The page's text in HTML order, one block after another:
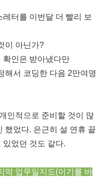
터를 이번달 더 빨리 보
이 아닌가?
확인은 받아냈다만
해서 코딩한 다음 2만여명
인적으로 준비할 것이 많
했었다. 은근히 설 연휴 끝
있었던 것도 같다.
막 업무일지도(이기를 바